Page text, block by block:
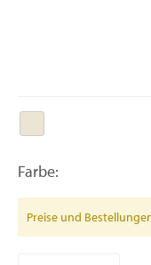
Farbe:
Preise und